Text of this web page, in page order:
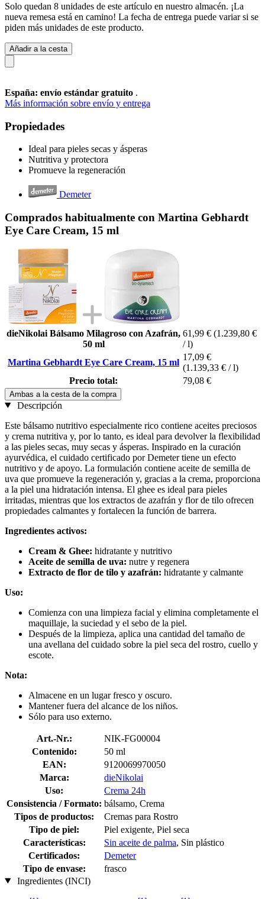
Solo quedan 8 unidades de este artículo en nuestro almacén. ¡La
nueva remesa está en camino! La fecha de entrega puede variar si se
piden más unidades de este producto.
Añadir a la cesta
España: envío estándar gratuito .
Más información sobre envío y entrega
Propiedades
Ideal para pieles secas y ásperas
Nutritiva y protectora
Promueve la regeneración
Demeter
Comprados habitualmente con Martina Gebhardt
Eye Care Cream, 15 ml
dieNikolai Bálsamo Milagroso con Azafrán,
50 ml
61,99 € (1.239,80 €
/ l)
Martina Gebhardt Eye Care Cream, 15 ml
17,09 €
(1.139,33 € / l)
Precio total:
79,08 €
Ambas a la cesta de la compra
Descripción
Este bálsamo nutritivo especialmente rico contiene aceites preciosos
y crema nutritiva y, por lo tanto, es ideal para devolver la flexibilidad
a las pieles secas, muy secas y ásperas. Inspirado en la curación
ayurvédica, el cuidado certificado por Demeter tiene un efecto
nutritivo y de apoyo. La formulación contiene aceite de semilla de
uva que promueve la regeneración y, gracias a la crema, proporciona
a la piel una hidratación intensa. El ghee es ideal para pieles
irritadas, mientras que los extractos de azafrán y flor de tilo ofrecen
propiedades calmantes y fortalecen la función de barrera.
Ingredientes activos:
Cream & Ghee: hidratante y nutritivo
Aceite de semilla de uva: nutre y regenera
Extracto de flor de tilo y azafrán: hidratante y calmante
Uso:
Comienza con una limpieza facial y elimina completamente el
maquillaje, la suciedad y el sebo de la piel.
Después de la limpieza, aplica una cantidad del tamaño de
una avellana del cuidado sobre la piel seca del rostro, cuello y
escote.
Nota:
Almacene en un lugar fresco y oscuro.
Mantener fuera del alcance de los niños.
Sólo para uso externo.
Art.-Nr.:
NIK-FG00004
Contenido:
50 ml
EAN:
9120069970050
Marca:
dieNikolai
Uso:
Crema 24h
Consistencia / Formato: bálsamo, Crema
Tipos de productos:
Cremas para Rostro
Tipo de piel:
Piel exigente, Piel seca
Características:
Sin aceite de palma, Sin plástico
Certificados:
Demeter
Tipo de envase:
frasco
Ingredientes (INCI)